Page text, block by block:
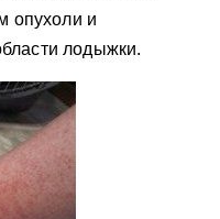
опухоли и
лодыжки.